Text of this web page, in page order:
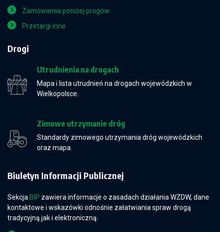
Zamówienia poniżej progów
Przetargi inne
Drogi
Utrudnienia na drogach
Mapa i lista utrudnień na drogach wojewódzkich w
Wielkopolsce.
Zimowe utrzymanie dróg
Standardy zimowego utrzymania dróg wojewódzkich
oraz mapa.
Biuletyn Informacji Publicznej
Sekcja BIP zawiera informacje o zasadach działania WZDW, dane
kontaktowe i wskazówki odnośnie załatwiania spraw drogą
tradycyjną jak i elektroniczną.